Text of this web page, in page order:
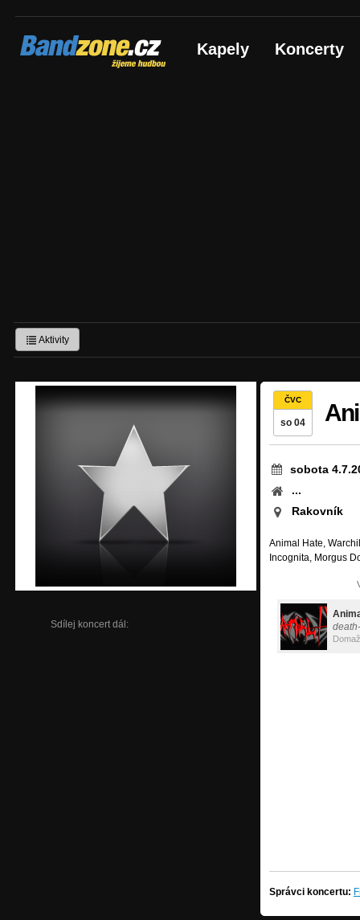
Bandzone.cz
žijeme hudbou Kapely Koncerty
Aktivity
Sdílej koncert dál:
ČVC
so 04
sobota
...
Rakovník
Animal Hate,
Incognita, Morgus
Správci koncertu: